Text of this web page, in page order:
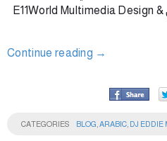
التصميم و الفيديو من تصميمي E11World Multimedia Design &
Continue reading →
CATEGORIES BLOG ARABIC DJ EDDIE